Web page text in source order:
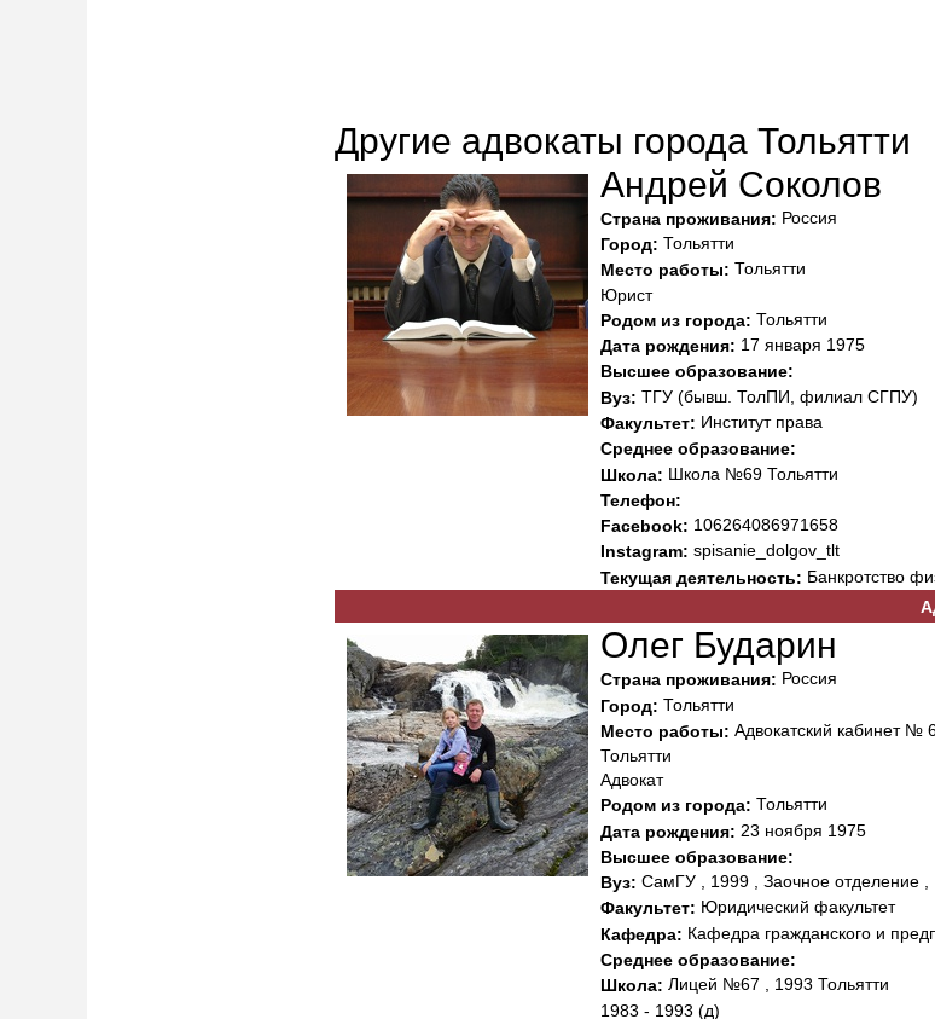
Другие адвокаты города Тольятти
Андрей Соколов
Страна проживания: Россия
Город: Тольятти
Место работы: Тольятти
Юрист
Родом из города: Тольятти
Дата рождения: 17 января 1975
Высшее образование:
Вуз: ТГУ (бывш. ТолПИ, филиал СГПУ)
Факультет: Институт права
Среднее образование:
Школа: Школа №69 Тольятти
Телефон:
Facebook: 106264086971658
Instagram: spisanie_dolgov_tlt
Текущая деятельность: Банкротство
Олег Бударин
Страна проживания: Россия
Город: Тольятти
Место работы: Адвокатский кабинет №
Тольятти
Адвокат
Родом из города: Тольятти
Дата рождения: 23 ноября 1975
Высшее образование:
Вуз: СамГУ , 1999 , Заочное отделение ,
Факультет: Юридический факультет
Кафедра: Кафедра гражданского и
Среднее образование:
Школа: Лицей №67 , 1993 Тольятти
1983 - 1993 (д)